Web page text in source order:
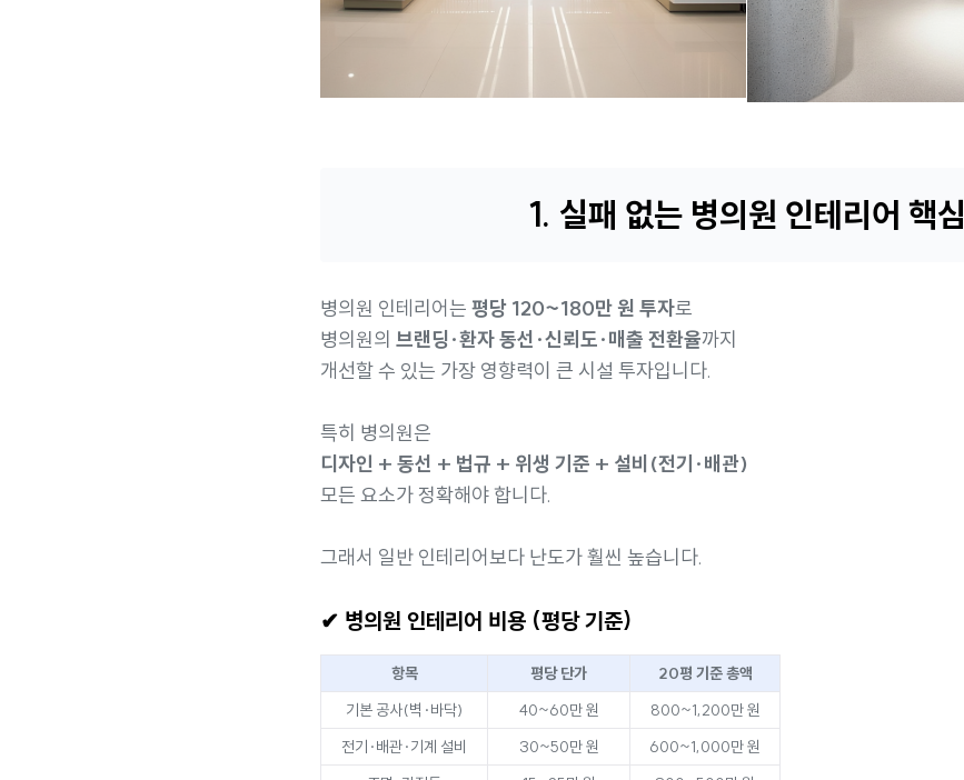
1. 실패 없는 병의원 인테리어 핵심
병의원 인테리어는 평당 120~180만 원 투자로
병의원의 브랜딩·환자 동선·신뢰도·매출 전환율까지
개선할 수 있는 가장 영향력이 큰 시설 투자입니다.
특히 병의원은
디자인 + 동선 + 법규 + 위생 기준 + 설비(전기·배관)
모든 요소가 정확해야 합니다.
그래서 일반 인테리어보다 난도가 훨씬 높습니다.
✔ 병의원 인테리어 비용 (평당 기준)
항목 평당 단가
20평 기준 총액
기본 공사(벽·바닥)
40~60만 원
800~1,200만 원
전기·배관·기계 설비
30~50만 원
600~1,000만 원